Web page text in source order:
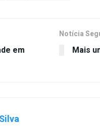
em
Notícia
Mais